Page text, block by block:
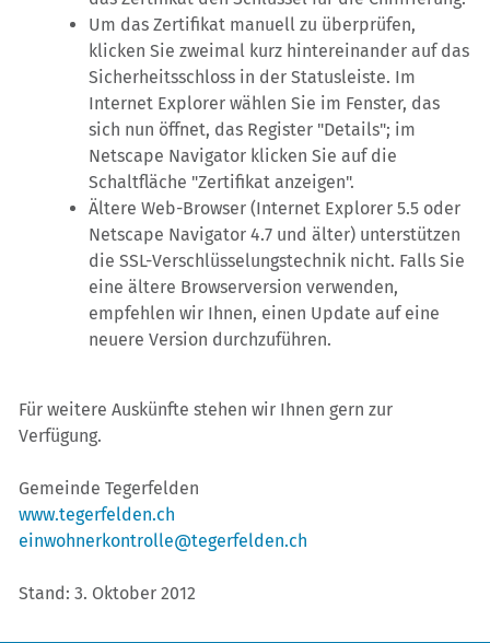
Um das Zertifikat manuell zu überprüfen,
klicken Sie zweimal kurz hintereinander auf das
Sicherheitsschloss in der Statusleiste. Im
Internet Explorer wählen Sie im Fenster, das
sich nun öffnet, das Register "Details"; im
Netscape Navigator klicken Sie auf die
Schaltfläche "Zertifikat anzeigen".
Ältere Web-Browser (Internet Explorer 5.5 oder
Netscape Navigator 4.7 und älter) unterstützen
die SSL-Verschlüsselungstechnik nicht. Falls Sie
eine ältere Browserversion verwenden,
empfehlen wir Ihnen, einen Update auf eine
neuere Version durchzuführen.
Für weitere Auskünfte stehen wir Ihnen gern zur
Verfügung.
Gemeinde Tegerfelden
www.tegerfelden.ch
einwohnerkontrolle@tegerfelden.ch
Stand: 3. Oktober 2012